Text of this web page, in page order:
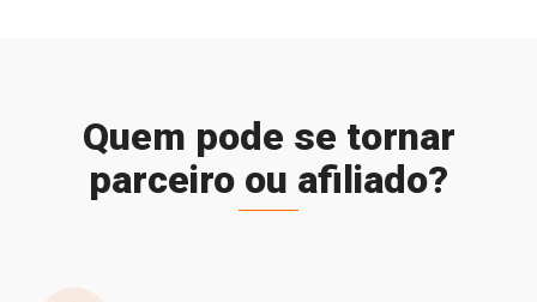
Quem pode se tornar
parceiro ou afiliado?